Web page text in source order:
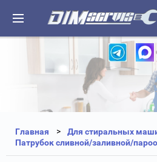
+7(812)
+7(812)
Главная
Для стиральных
Патрубок сливной/заливной/